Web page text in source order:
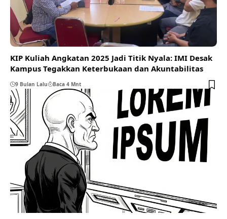
KIP Kuliah Angkatan 2025 Jadi Titik Nyala: IMI Desak
Kampus Tegakkan Keterbukaan dan Akuntabilitas
9 Bulan Lalu Baca 4 Mnt